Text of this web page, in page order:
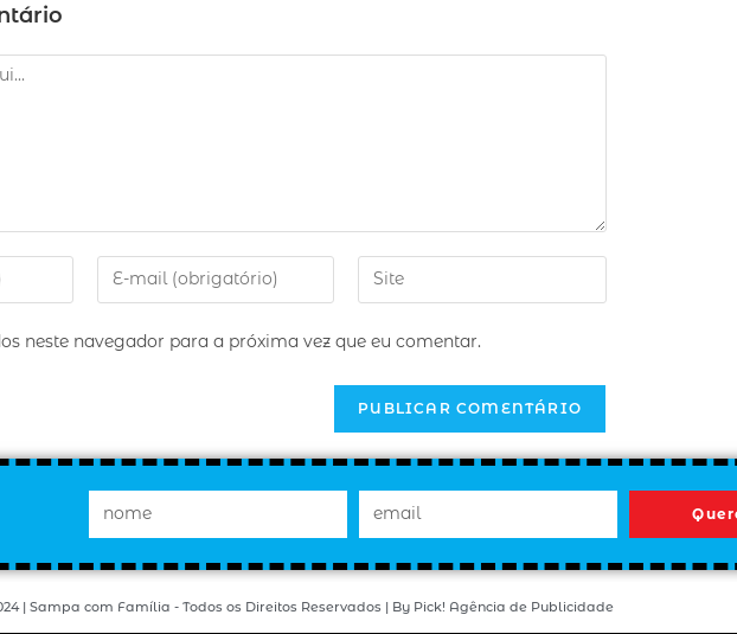
neste navegador para a próxima vez que eu comentar.
| Sampa com Família - Todos os Direitos Reservados | By Pick! Agência de Publicidade